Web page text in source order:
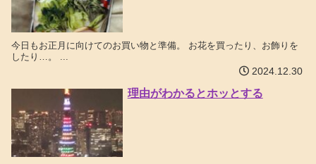
今日もお正月に向けてのお買い物と準備。 お花を買ったり、お飾りを
したり…。 ...
2024.12.30
理由がわかるとホッとする